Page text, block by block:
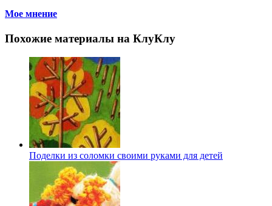
Мое мнение
Похожие материалы на КлуКлу
Поделки из соломки своими руками для детей